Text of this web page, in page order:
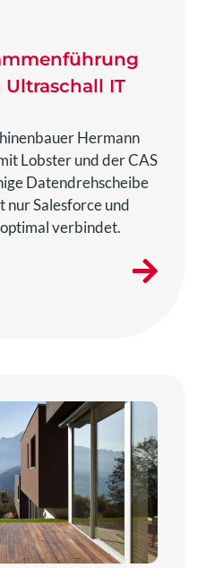
IT
Hermann
Lobster und der CAS
Datendrehscheibe
nur Salesforce und
verbindet.